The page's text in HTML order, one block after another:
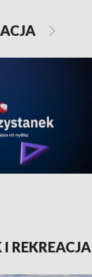
REKREACJA